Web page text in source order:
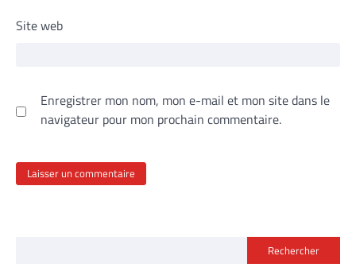
Site web
Enregistrer mon nom, mon e-mail et mon site dans le
navigateur pour mon prochain commentaire.
Rechercher